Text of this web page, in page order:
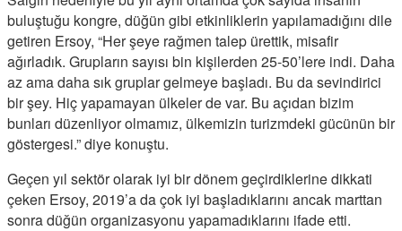
buluştuğu kongre, düğün gibi etkinliklerin yapılamadığını dile
getiren Ersoy, “Her şeye rağmen talep ürettik, misafir
ağırladık. Grupların sayısı bin kişilerden 25-50’lere indi. Daha
az ama daha sık gruplar gelmeye başladı. Bu da sevindirici
bir şey. Hiç yapamayan ülkeler de var. Bu açıdan bizim
bunları düzenliyor olmamız, ülkemizin turizmdeki gücünün bir
göstergesi.” diye konuştu.
Geçen yıl sektör olarak iyi bir dönem geçirdiklerine dikkati
çeken Ersoy, 2019’a da çok iyi başladıklarını ancak marttan
sonra düğün organizasyonu yapamadıklarını ifade etti.